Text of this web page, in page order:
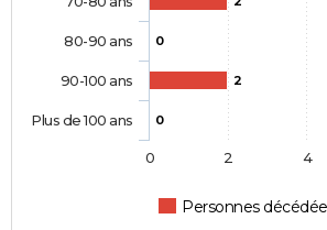
0
2
0
Personnes
80-90 ans
90-100 ans
Plus de 100 ans
0 2 4